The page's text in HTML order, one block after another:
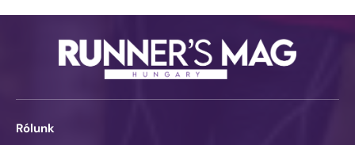
Rólunk